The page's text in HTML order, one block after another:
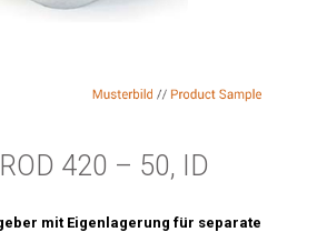
420 – 50, ID
mit Eigenlagerung für separate